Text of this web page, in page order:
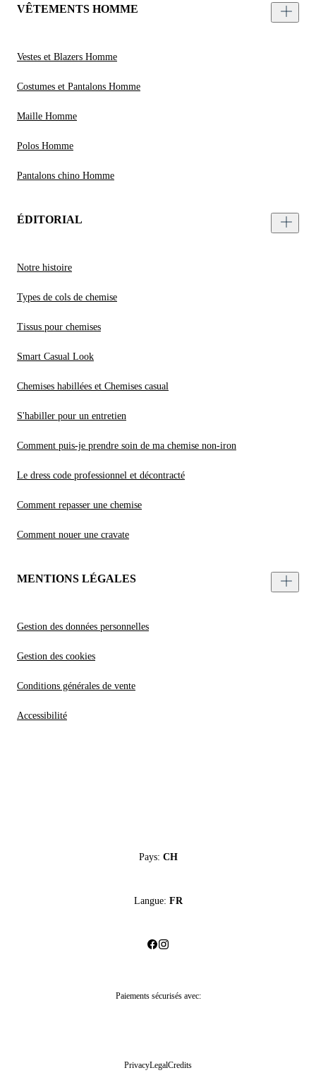
VÊTEMENTS HOMME
Vestes et Blazers Homme
Costumes et Pantalons Homme
Maille Homme
Polos Homme
Pantalons chino Homme
ÉDITORIAL
Notre histoire
Types de cols de chemise
Tissus pour chemises
Smart Casual Look
Chemises habillées et Chemises casual
S'habiller pour un entretien
Comment puis-je prendre soin de ma chemise non-iron
Le dress code professionnel et décontracté
Comment repasser une chemise
Comment nouer une cravate
MENTIONS LÉGALES
Gestion des données personnelles
Gestion des cookies
Conditions générales de vente
Accessibilité
Pays: CH
Langue: FR
Paiements sécurisés avec:
PrivacyLegalCredits